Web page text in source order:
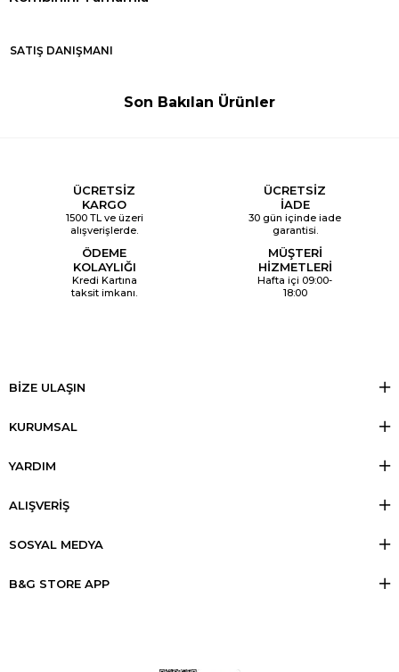
SATIŞ DANIŞMANI
Son Bakılan Ürünler
ÜCRETSİZ
KARGO
1500 TL ve üzeri
alışverişlerde.
ÜCRETSİZ
İADE
30 gün içinde iade
garantisi.
ÖDEME
KOLAYLIĞI
Kredi Kartına
taksit imkanı.
MÜŞTERİ
HİZMETLERİ
Hafta içi 09:00-
18:00
BİZE ULAŞIN
KURUMSAL
YARDIM
ALIŞVERİŞ
SOSYAL MEDYA
B&G STORE APP